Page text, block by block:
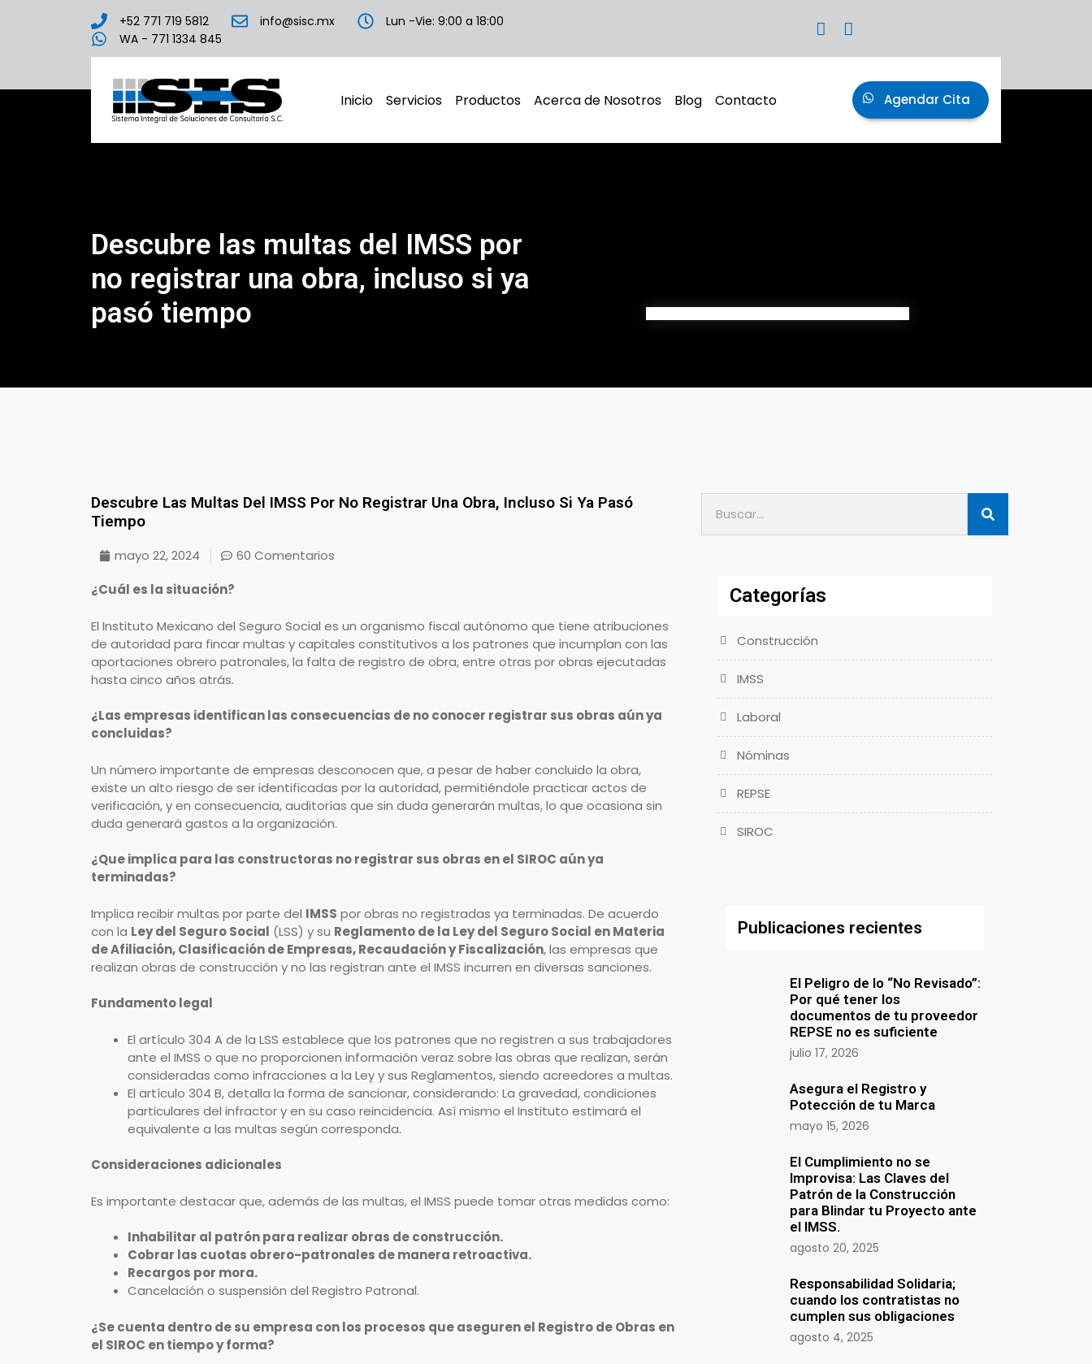
+52 771 719 5812 info@sisc.mx
Lun -Vie: 9:00 a 18:00
WA - 771 1334 845
Inicio Servicios Productos Acerca de Nosotros Blog Contacto Agendar Cita
Descubre las multas del IMSS por
no registrar una obra, incluso si ya
pasó tiempo
Descubre Las Multas Del IMSS Por No Registrar Una Obra, Incluso Si Ya Pasó
Tiempo
mayo 22, 2024
60 Comentarios
¿Cuál es la situación?
El Instituto Mexicano del Seguro Social es un organismo fiscal autónomo que tiene atribuciones
de autoridad para fincar multas y capitales constitutivos a los patrones que incumplan con las
aportaciones obrero patronales, la falta de registro de obra, entre otras por obras ejecutadas
hasta cinco años atrás.
¿Las empresas identifican las consecuencias de no conocer registrar sus obras aún ya
concluidas?
Un número importante de empresas desconocen que, a pesar de haber concluido la obra,
existe un alto riesgo de ser identificadas por la autoridad, permitiéndole practicar actos de
verificación, y en consecuencia, auditorías que sin duda generarán multas, lo que ocasiona sin
duda generará gastos a la organización.
¿Que implica para las constructoras no registrar sus obras en el SIROC aún ya
terminadas?
Implica recibir multas por parte del IMSS por obras no registradas ya terminadas. De acuerdo
con la Ley del Seguro Social (LSS) y su Reglamento de la Ley del Seguro Social en Materia
de Afiliación, Clasificación de Empresas, Recaudación y Fiscalización, las empresas que
realizan obras de construcción y no las registran ante el IMSS incurren en diversas sanciones.
Fundamento legal
El artículo 304 A de la LSS establece que los patrones que no registren a sus trabajadores
ante el IMSS o que no proporcionen información veraz sobre las obras que realizan, serán
consideradas como infracciones a la Ley y sus Reglamentos, siendo acreedores a multas.
El artículo 304 B, detalla la forma de sancionar, considerando: La gravedad, condiciones
particulares del infractor y en su caso reincidencia. Así mismo el Instituto estimará el
equivalente a las multas según corresponda.
Consideraciones adicionales
Es importante destacar que, además de las multas, el IMSS puede tomar otras medidas como:
Inhabilitar al patrón para realizar obras de construcción.
Cobrar las cuotas obrero-patronales de manera retroactiva.
Recargos por mora.
Cancelación o suspensión del Registro Patronal.
¿Se cuenta dentro de su empresa con los procesos que aseguren el Registro de Obras en
el SIROC en tiempo y forma?
Categorías
Construcción
IMSS
Laboral
Nóminas
REPSE
SIROC
Publicaciones recientes
El Peligro de lo “No Revisado”:
Por qué tener los
documentos de tu proveedor
REPSE no es suficiente
julio 17, 2026
Asegura el Registro y
Potección de tu Marca
mayo 15, 2026
El Cumplimiento no se
Improvisa: Las Claves del
Patrón de la Construcción
para Blindar tu Proyecto ante
el IMSS.
agosto 20, 2025
Responsabilidad Solidaria;
cuando los contratistas no
cumplen sus obligaciones
agosto 4, 2025